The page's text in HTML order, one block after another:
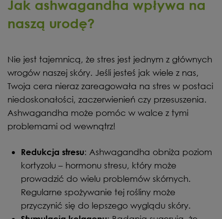
Jak ashwagandha wpływa na
naszą urodę?
Nie jest tajemnicą, że stres jest jednym z głównych
wrogów naszej skóry. Jeśli jesteś jak wiele z nas,
Twoja cera nieraz zareagowała na stres w postaci
niedoskonałości, zaczerwienień czy przesuszenia.
Ashwagandha może pomóc w walce z tymi
problemami od wewnątrz!
Redukcja stresu: Ashwagandha obniża poziom
kortyzolu – hormonu stresu, który może
prowadzić do wielu problemów skórnych.
Regularne spożywanie tej rośliny może
przyczynić się do lepszego wyglądu skóry.